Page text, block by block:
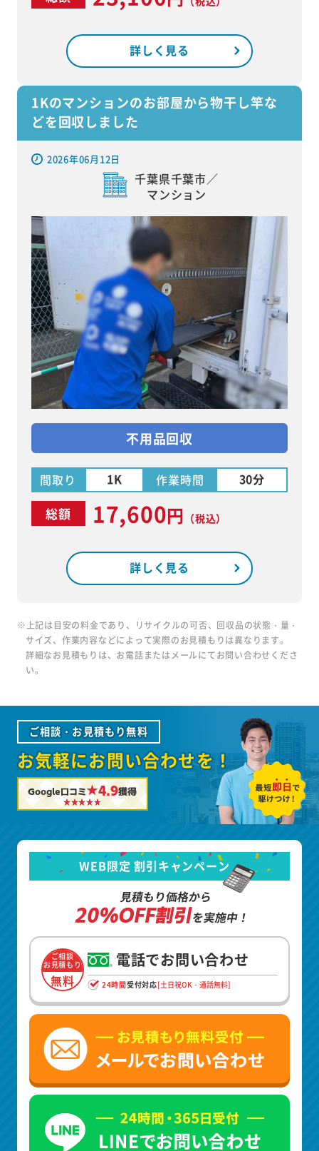
詳しく見る
1Kのマンションのお部屋から物干し竿な
どを回収しました
2026年06月12日
千葉県千葉市／
マンション
不用品回収
間取り 1K 作業時間 30分
総額 17,600円 （税込）
詳しく見る
※上記は目安の料金であり、リサイクルの可否、回収品の状態・量・
サイズ、作業内容などによって実際のお見積もりは異なります。
詳細なお見積もりは、お電話またはメールにてお問い合わせくださ
い。
ご相談・お見積もり無料
お気軽にお問い合わせを！
Google口コミ★4.9獲得
WEB限定 割引キャンペーン
見積もり価格から
20%OFF割引を実施中！
ご相談
お見積もり
無料
電話でお問い合わせ
24時間受付対応[土日祝OK・通話無料]